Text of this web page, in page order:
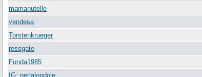
mamanutelle
vendesa
Torstenkrueger
ressgate
Funda1985
IG: perlalondole